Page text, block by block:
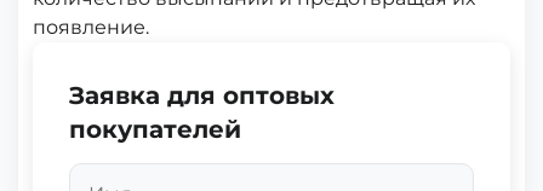
появление.
Заявка для оптовых
покупателей